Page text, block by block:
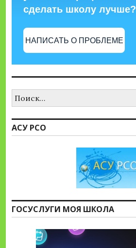
сделать школу лучше?
НАПИСАТЬ О ПРОБЛЕМЕ
АСУ РСО
ГОСУСЛУГИ МОЯ ШКОЛА